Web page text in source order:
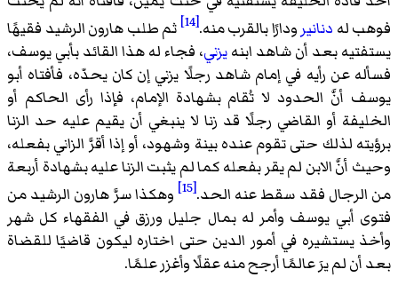
فوهب له دنانيرودارًا بالقرب منه.[14]
ثم طلب هارون الرشيد فقيهًا
يستفتيه بعد أن شاهد ابنهيزني، فجاء له هذا القائد بأبي يوسف،
فسأله عن رأيه في إمام شاهد رجلًا يزني إن كان يحدّه، فأفتاه أبو
يوسف أنَّ الحدود لا تُقام بشهادة الإمام، فإذا رأى الحاكم أو
الخليفة أو القاضي رجلًا قد زنا لا ينبغي أن يقيم عليه حد الزنا
برؤيته لذلك حتى تقوم عنده بينة وشهود، أو إذا أقرَّ الزاني بفعله،
وحيث أنَّ الابن لم يقر بفعله كما لم يثبت الزنا عليه بشهادة أربعة
من الرجال فقد سقط عنه الحد.[15]
وهكذا سرَّ هارون الرشيد من
فتوى أبي يوسف وأمر له بمال جليل ورزق في الفقهاء كل شهر
وأخذ يستشيره في أمور الدين حتى اختاره ليكون قاضيًا للقضاة
بعد أن لم يرَ عالمًا أرجح منه عقلًا وأغزر علمًا.